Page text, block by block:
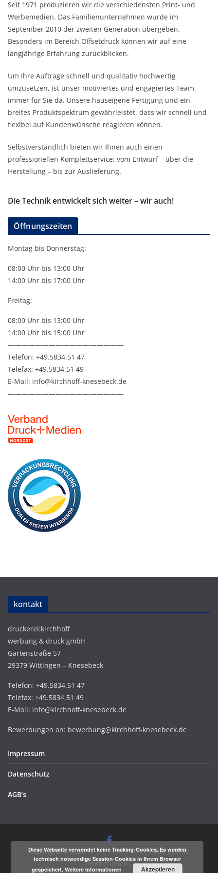
Seit 1971 produzieren wir die verschiedensten Print- und
Werbemedien. Das Familienunternehmen wurde im
September 2010 der zweiten Generation übergeben.
Besonders im Bereich Offsetdruck können wir auf eine
langjährige Erfahrung zurückblicken.
Um Ihre Aufträge schnell und qualitativ hochwertig
umzusetzen, ist unser motiviertes und engagiertes Team
immer für Sie da. Unsere hauseigene Fertigung und ein
breites Produktspektrum gewährleistet, dass wir schnell und
flexibel auf Kundenwünsche reagieren können.
Selbstverständlich bieten wir Ihnen auch einen
professionellen Komplettservice: vom Entwurf – über die
Herstellung – bis zur Auslieferung.
Die Technik entwickelt sich weiter – wir auch!
Öffnungszeiten
Montag bis Donnerstag:
08:00 Uhr bis 13:00 Uhr
14:00 Uhr bis 17:00 Uhr
Freitag:
08:00 Uhr bis 13:00 Uhr
14:00 Uhr bis 15:00 Uhr
—————————————————
Telefon: +49.5834.51 47
Telefax: +49.5834.51 49
E-Mail: info@kirchhoff-knesebeck.de
—————————————————
kontakt
druckerei:kirchhoff
werbung & druck gmbH
Gartenstraße 57
29379 Wittingen – Knesebeck
Telefon: +49.5834.51 47
Telefax: +49.5834.51 49
E-Mail: info@kirchhoff-knesebeck.de
Bewerbungen an: bewerbung@kirchhoff-knesebeck.de
Impressum
Datenschutz
AGB’s
Copyright © 2026druckerei:kirchhoff. Alle Rechte
vorbehalten.
Diese Webseite verwendet keine Tracking-Cookies. Es werden
technisch notwendige Session-Cookies in Ihrem Browser
gespeichert.Weitere Informationen Akzeptieren